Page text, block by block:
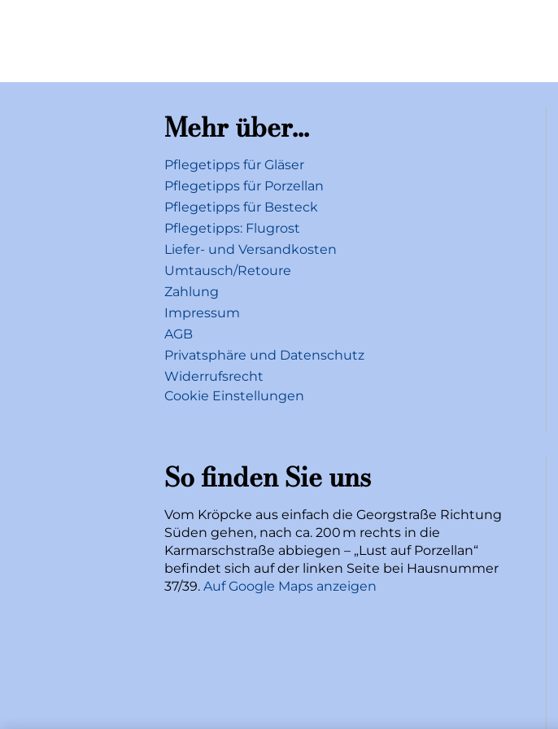
Mehr über...
Pflegetipps für Gläser
Pflegetipps für Porzellan
Pflegetipps für Besteck
Pflegetipps: Flugrost
Liefer- und Versandkosten
Umtausch/Retoure
Zahlung
Impressum
AGB
Privatsphäre und Datenschutz
Widerrufsrecht
Cookie Einstellungen
So finden Sie uns
Vom Kröpcke aus einfach die Georgstraße Richtung
Süden gehen, nach ca. 200 m rechts in die
Karmarschstraße abbiegen – „Lust auf Porzellan“
befindet sich auf der linken Seite bei Hausnummer
37/39. Auf Google Maps anzeigen